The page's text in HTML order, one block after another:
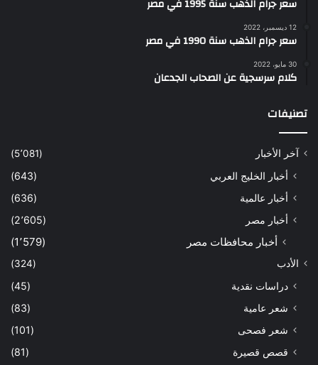
سعر جرام الذهب سنة 1995 في مصر
12 ديسمبر، 2022
سعر جرام الذهب سنة 1990 في مصر
30 مايو، 2022
كلام سرسجية عن الصحاب الجدعان
تصنيفات
آخر الأخبار (5٬081)
أخبار الخليج العربي
(643)
أخبار عالمية
(636)
أخبار مصر
(2٬605)
أخبار محافظات مصر (1٬579)
الأدب (324)
دراسات نقدية
(45)
شعر عامية
(83)
شعر فصحى
(101)
قصص قصيرة
(81)